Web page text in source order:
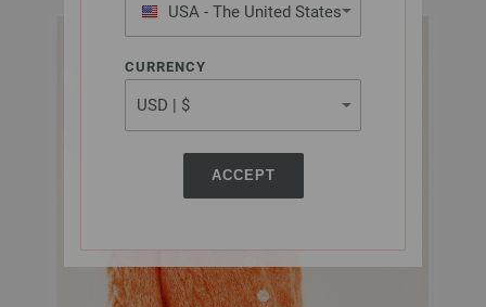
USA - The United States
of America
CURRENCY
ACCEPT